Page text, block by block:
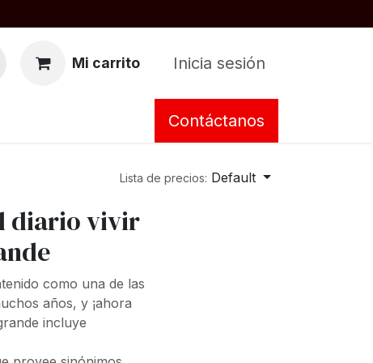
Mi carrito Inicia sesión
Contáctanos
Lista de precios: Default
diario vivir
como una de las
años, y ¡ahora
incluye